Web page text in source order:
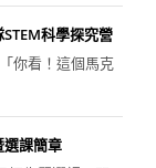
科學探究營
你看！這個馬克
選課簡章